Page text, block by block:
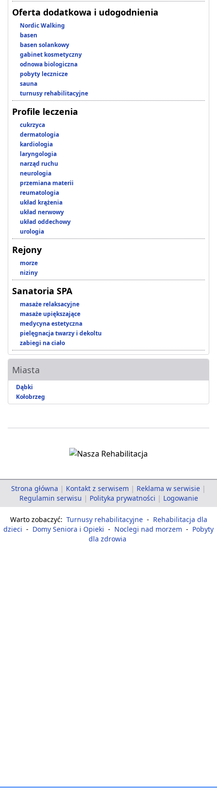
Oferta dodatkowa i udogodnienia
Nordic Walking
basen
basen solankowy
gabinet kosmetyczny
odnowa biologiczna
pobyty lecznicze
sauna
turnusy rehabilitacyjne
Profile leczenia
cukrzyca
dermatologia
kardiologia
laryngologia
narząd ruchu
neurologia
przemiana materii
reumatologia
układ krążenia
układ nerwowy
układ oddechowy
urologia
Rejony
morze
niziny
Sanatoria SPA
masaże relaksacyjne
masaże upiększające
medycyna estetyczna
pielęgnacja twarzy i dekoltu
zabiegi na ciało
Miasta
Dąbki
Kołobrzeg
Strona główna | Kontakt z serwisem | Reklama w serwisie |
Regulamin serwisu | Polityka prywatności | Logowanie
Warto zobaczyć: Turnusy rehabilitacyjne - Rehabilitacja dla
dzieci - Domy Seniora i Opieki - Noclegi nad morzem - Pobyty
dla zdrowia